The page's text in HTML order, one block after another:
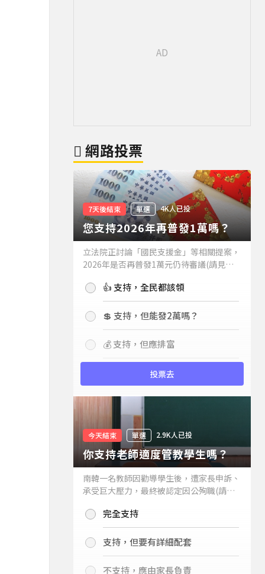
網路投票
7天後結束 單選 4K人已投
您支持2026年再普發1萬嗎？
立法院正討論「國民支援金」等相關提案，
2026年是否再普發1萬元仍待審議(請見下
持嗎？👍 支持，全民都該領
💲 支持，但能發2萬嗎？
💰 支持，但應排富
投票去
今天結束 單選 2.9K人已投
你支持老師適度管教學生嗎？
南韓一名教師因勸導學生後，遭家長申訴、
承受巨大壓力，最終被認定因公殉職(請見
你支持老師適度管教學生嗎？
完全支持
支持，但要有詳細配套
不支持，應由家長負責